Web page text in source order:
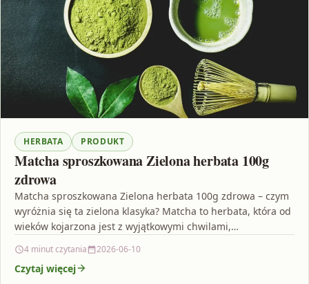
HERBATA PRODUKT
Matcha sproszkowana Zielona herbata 100g
zdrowa
Matcha sproszkowana Zielona herbata 100g zdrowa – czym
wyróżnia się ta zielona klasyka? Matcha to herbata, która od
wieków kojarzona jest z wyjątkowymi chwilami,…
4 minut czytania 2026-06-10
Czytaj więcej